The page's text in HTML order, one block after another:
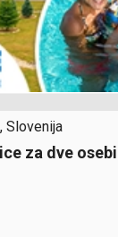
Slovenija
za dve